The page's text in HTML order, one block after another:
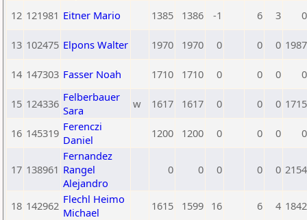
12 121981 Eitner Mario 1385 1386 -1 6 3 0
13 102475 Elpons Walter 1970 1970 0 0 0 1987
14 147303 Fasser Noah 1710 1710 0 0 0 0
15 124336 Felberbauer
Sara
w 1617 1617 0 0 0 1715
16 145319 Ferenczi
Daniel
1200 1200 0 0 0 0
17 138961
Fernandez
Rangel
Alejandro
0 0 0 0 0 2154
18 142962 Flechl Heimo
Michael
1615 1599 16 6 4 1842